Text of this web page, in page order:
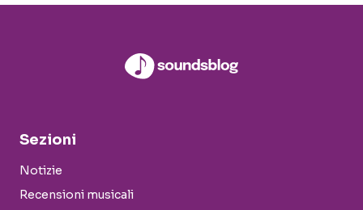
Sezioni
Notizie
Recensioni musicali